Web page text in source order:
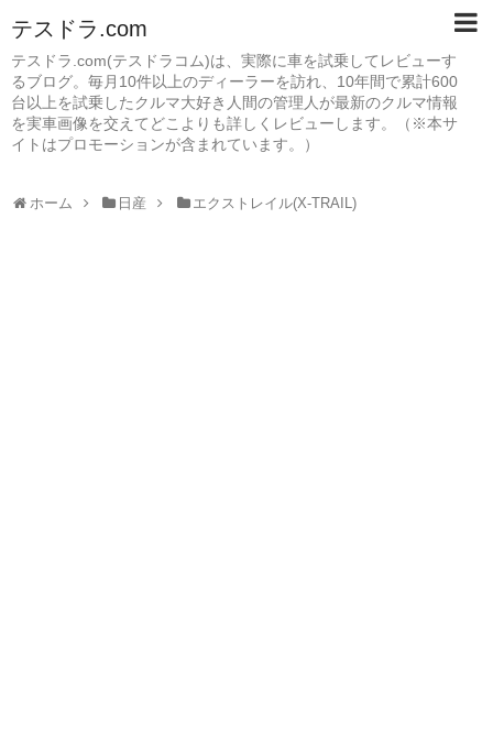
テスドラ.com
テスドラ.com(テスドラコム)は、実際に車を試乗してレビューす
るブログ。毎月10件以上のディーラーを訪れ、10年間で累計600
台以上を試乗したクルマ大好き人間の管理人が最新のクルマ情報
を実車画像を交えてどこよりも詳しくレビューします。（※本サ
イトはプロモーションが含まれています。）
ホーム 日産 エクストレイル(X-TRAIL)